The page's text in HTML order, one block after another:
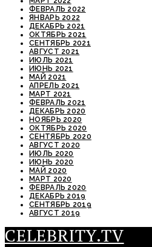
ФЕВРАЛЬ 2022
ЯНВАРЬ 2022
ДЕКАБРЬ 2021
ОКТЯБРЬ 2021
СЕНТЯБРЬ 2021
АВГУСТ 2021
ИЮЛЬ 2021
ИЮНЬ 2021
МАЙ 2021
АПРЕЛЬ 2021
МАРТ 2021
ФЕВРАЛЬ 2021
ДЕКАБРЬ 2020
НОЯБРЬ 2020
ОКТЯБРЬ 2020
СЕНТЯБРЬ 2020
АВГУСТ 2020
ИЮЛЬ 2020
ИЮНЬ 2020
МАЙ 2020
МАРТ 2020
ФЕВРАЛЬ 2020
ДЕКАБРЬ 2019
СЕНТЯБРЬ 2019
АВГУСТ 2019
CELEBRITY.TV